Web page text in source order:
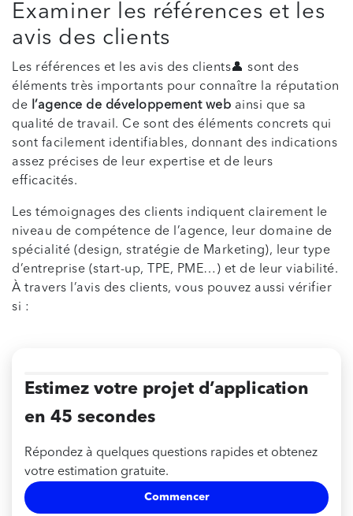
Examiner les références et les
avis des clients
Les références et les avis des clients👤 sont des
éléments très importants pour connaître la réputation
de l’agence de développement web ainsi que sa
qualité de travail. Ce sont des éléments concrets qui
sont facilement identifiables, donnant des indications
assez précises de leur expertise et de leurs
efficacités.
Les témoignages des clients indiquent clairement le
niveau de compétence de l’agence, leur domaine de
spécialité (design, stratégie de Marketing), leur type
d’entreprise (start-up, TPE, PME…) et de leur viabilité.
À travers l’avis des clients, vous pouvez aussi vérifier
si :
Estimez votre projet d’application
en 45 secondes
Répondez à quelques questions rapides et obtenez
votre estimation gratuite.
Commencer